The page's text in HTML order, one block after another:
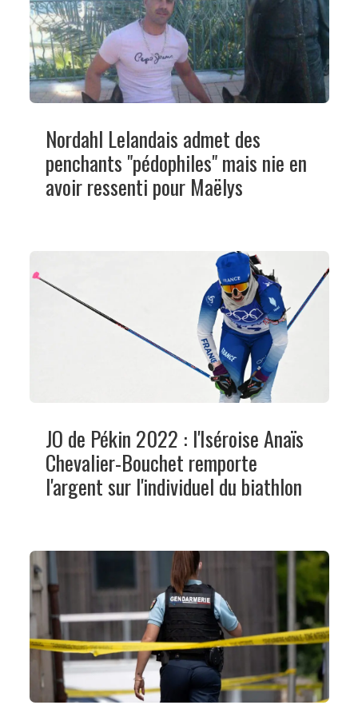
Nordahl Lelandais admet des
penchants "pédophiles" mais nie en
avoir ressenti pour Maëlys
JO de Pékin 2022 : l'Iséroise Anaïs
Chevalier-Bouchet remporte
l'argent sur l'individuel du biathlon